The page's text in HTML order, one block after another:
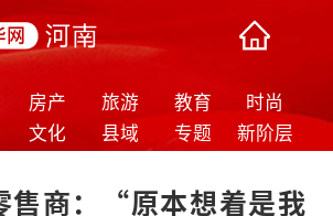
房产 旅游 教育
时尚
文化 县域 专题 新阶层
售商：“原本想着是我